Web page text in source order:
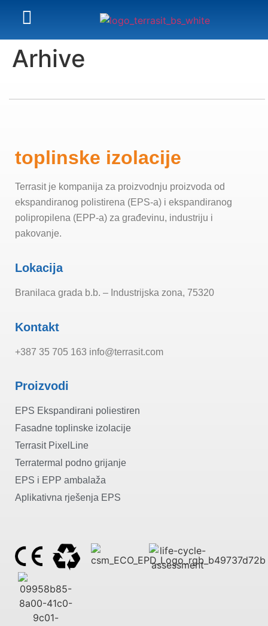
Arhive
toplinske izolacije
Terrasit je kompanija za proizvodnju proizvoda od
ekspandiranog polistirena (EPS-a) i ekspandiranog
polipropilena (EPP-a) za građevinu, industriju i
pakovanje.
Lokacija
Branilaca grada b.b. – Industrijska zona, 75320
Kontakt
+387 35 705 163 info@terrasit.com
Proizvodi
EPS Ekspandirani poliestiren
Fasadne toplinske izolacije
Terrasit PixelLine
Terratermal podno grijanje
EPS i EPP ambalaža
Aplikativna rješenja EPS